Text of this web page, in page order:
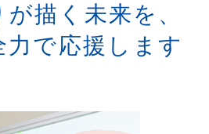
描く未来を、
で応援します